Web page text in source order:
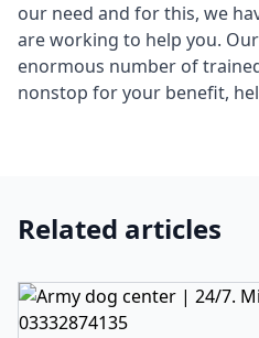
our need and for this, we
are working to help you.
enormous number of
nonstop for your benefit,
Related articles